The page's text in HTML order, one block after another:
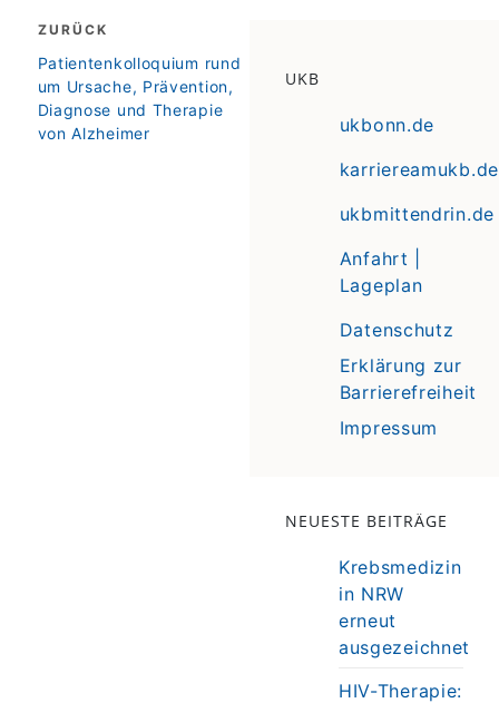
Beitragsnavigation
ZURÜCK
zurück
Patientenkolloquium rund
um Ursache, Prävention,
Diagnose und Therapie
von Alzheimer
UKB
ukbonn.de
karriereamukb.de
ukbmittendrin.de
Anfahrt |
Lageplan
Datenschutz
Erklärung zur
Barrierefreiheit
Impressum
NEUESTE BEITRÄGE
Krebsmedizin
in NRW
erneut
ausgezeichnet
HIV-Therapie: